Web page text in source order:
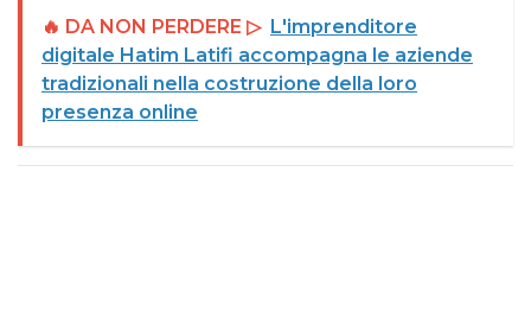
🔥 DA NON PERDERE ▷ L'imprenditore
digitale Hatim Latifi accompagna le aziende
tradizionali nella costruzione della loro
presenza online